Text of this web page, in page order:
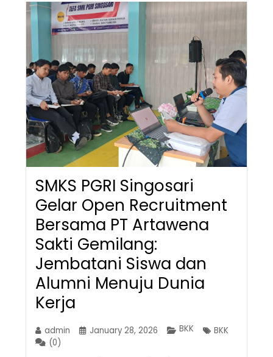
SMKS PGRI Singosari
Gelar Open Recruitment
Bersama PT Artawena
Sakti Gemilang:
Jembatani Siswa dan
Alumni Menuju Dunia
Kerja
admin January 28, 2026 BKK
BKK
(0)